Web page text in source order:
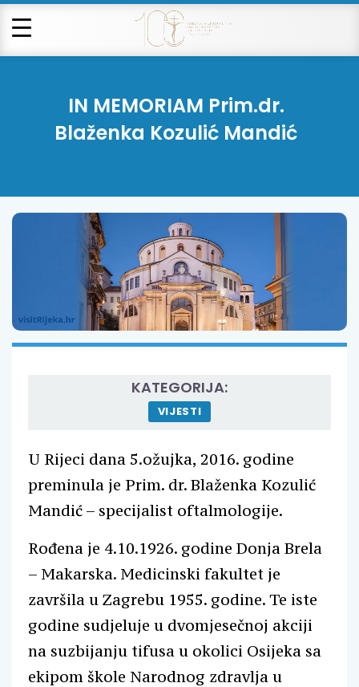
IN MEMORIAM Prim.dr.
Blaženka Kozulić Mandić
KATEGORIJA:
VIJESTI
U Rijeci dana 5.ožujka, 2016. godine
preminula je Prim. dr. Blaženka Kozulić
Mandić – specijalist oftalmologije.
Rođena je 4.10.1926. godine Donja Brela
– Makarska. Medicinski fakultet je
završila u Zagrebu 1955. godine. Te iste
godine sudjeluje u dvomjesečnoj akciji
na suzbijanju tifusa u okolici Osijeka sa
ekipom škole Narodnog zdravlja u